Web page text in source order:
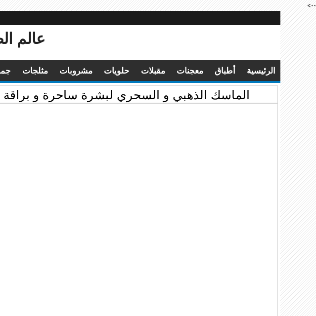
-->
عالم
الرئيسية أطباق معجنات مقبلات حلويات مشروبات مثلجات
الماسك الذهبي و السحري لبشرة ساحرة و